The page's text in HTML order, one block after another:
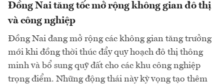
Đồng Nai tăng tốc mở rộng không gian đô thị
và công nghiệp
Đồng Nai đang mở rộng các không gian tăng trưởng
mới khi đồng thời thúc đẩy quy hoạch đô thị thông
minh và bổ sung quỹ đất cho các khu công nghiệp
trọng điểm. Những động thái này kỳ vọng tạo thêm